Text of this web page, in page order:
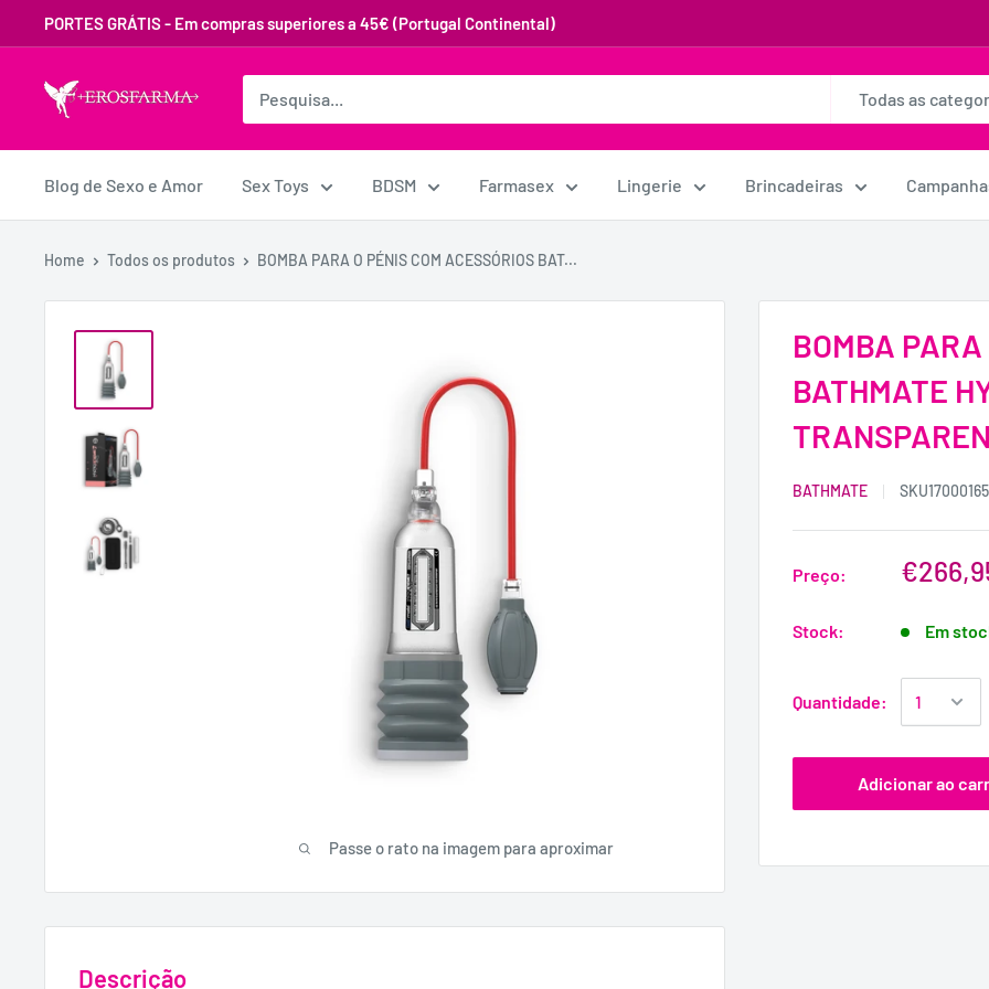
PORTES GRÁTIS - Em compras superiores a 45€ (Portugal Continental)
Todas as
Blog de Sexo e Amor Sex Toys BDSM Farmasex Lingerie Brincadeiras
Home Todos os produtos BOMBA PARA O PÉNIS COM ACESSÓRIOS BAT...
Passe o rato na imagem para aproximar
BOMBA PARA
BATHMATE
BATHMATE SKU
Preço:
Stock: Em
Quantidade:
Adicionar ao
Descrição